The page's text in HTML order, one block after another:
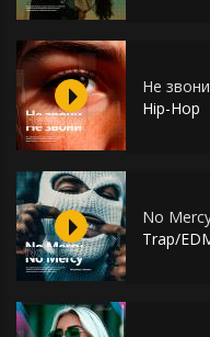
Не звони
Hip-Hop
No
Trap/